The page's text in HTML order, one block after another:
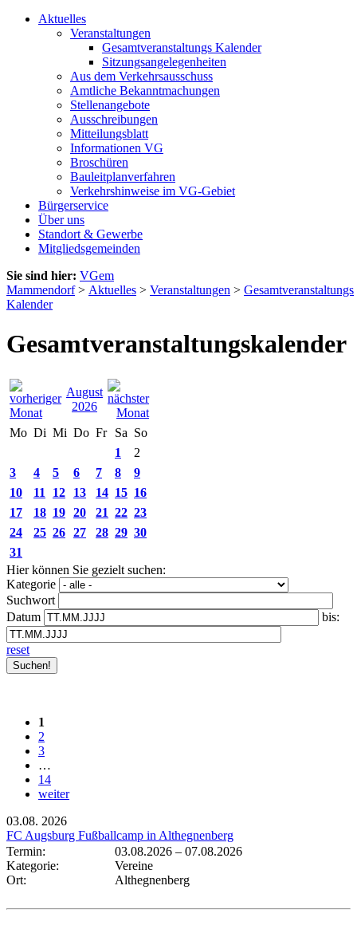
Aktuelles
Veranstaltungen
Gesamtveranstaltungs Kalender
Sitzungsangelegenheiten
Aus dem Verkehrsausschuss
Amtliche Bekanntmachungen
Stellenangebote
Ausschreibungen
Mitteilungsblatt
Informationen VG
Broschüren
Bauleitplanverfahren
Verkehrshinweise im VG-Gebiet
Bürgerservice
Über uns
Standort & Gewerbe
Mitgliedsgemeinden
Sie sind hier: VGem
Mammendorf> Aktuelles > Veranstaltungen > Gesamtveranstaltungs
Kalender
Gesamtveranstaltungskalender
August
2026
Mo Di Mi Do Fr Sa So
1
2
3
4 5 6 7 8
9
10
11 12 13 14 15 16
17
18 19 20 21 22 23
24
25 26 27 28 29 30
31
Hier können Sie gezielt suchen:
Kategorie
Suchwort
Datum
bis:
reset
1
2
3
…
14
weiter
03.08. 2026
FC Augsburg Fußballcamp in Althegnenberg
Termin:
03.08.2026 – 07.08.2026
Kategorie:
Vereine
Ort:
Althegnenberg